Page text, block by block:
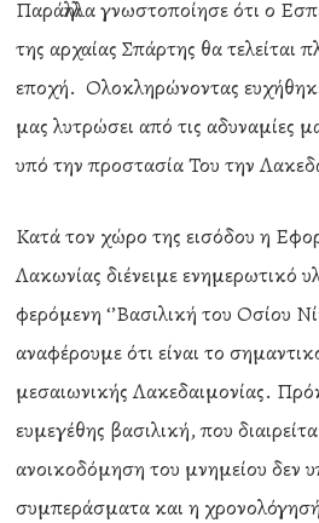
Παράλληλα γνωστοποίησε ότι ο
της αρχαίας Σπάρτης θα τελείται
εποχή. Ολοκληρώνοντας
μας λυτρώσει από τις αδυναμίες
υπό την προστασία Του την
Κατά τον χώρο της εισόδου η
Λακωνίας διένειμε ενημερωτικό
φερόμενη ‘’Βασιλική του Οσίου
αναφέρουμε ότι είναι το
μεσαιωνικής Λακεδαιμονίας.
ευμεγέθης βασιλική, που
ανοικοδόμηση του μνημείου δεν
συμπεράσματα και η